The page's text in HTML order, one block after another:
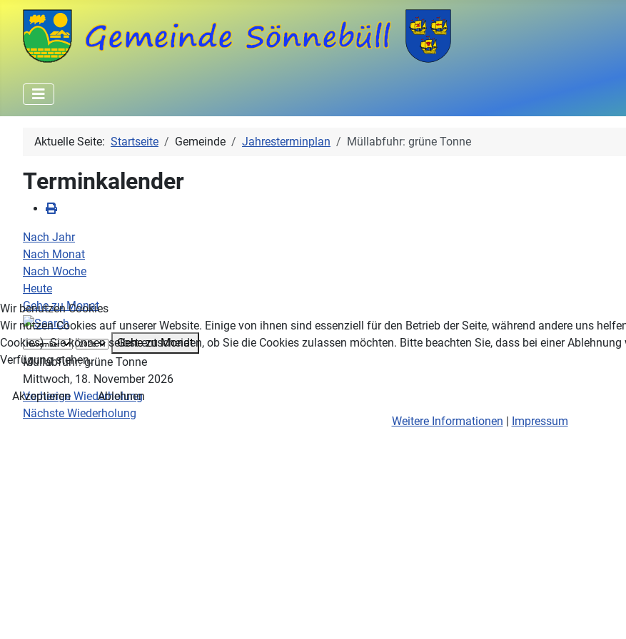
Aktuelle Seite: Startseite Gemeinde Jahresterminplan Müllabfuhr: grüne Tonne
Terminkalender
Nach Jahr
Nach Monat
Nach Woche
Heute
Gehe zu Monat
Gehe zu Monat
Müllabfuhr: grüne Tonne
Mittwoch, 18. November 2026
Vorherige Wiederholung
Nächste Wiederholung
Wir benutzen Cookies
Wir nutzen Cookies auf unserer Website. Einige von ihnen sind essenziell für den Betrieb der Seite, während andere uns
Cookies). Sie können selbst entscheiden, ob Sie die Cookies zulassen möchten. Bitte beachten Sie, dass bei einer
Verfügung stehen.
Akzeptieren
Ablehnen
Weitere Informationen | Impressum